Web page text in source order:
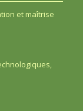
et maîtrise